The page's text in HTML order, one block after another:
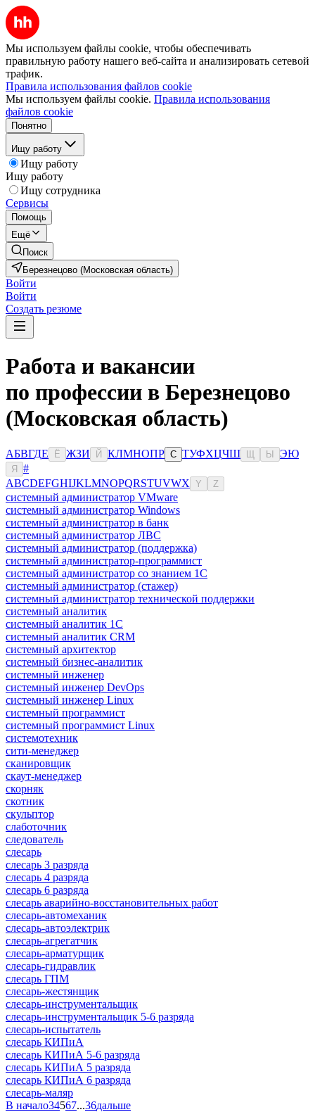
Мы используем файлы cookie, чтобы обеспечивать
правильную работу нашего веб-сайта и анализировать сетевой
трафик.
Правила использования файлов cookie
Мы используем файлы cookie. Правила использования
файлов cookie
Понятно
Ищу работу
Ищу работу
Ищу работу
Ищу сотрудника
Сервисы
Помощь
Ещё
Поиск
Березнецово (Московская область)
Войти
Войти
Создать резюме
Работа и вакансии
по профессии в Березнецово
(Московская область)
АБВГДЕ Ё ЖЗИ Й КЛМНОПР С ТУФХЦЧШ Ы ЭЮ
Я
#
ABCDEFGHIJKLMNOPQRSTUVWX Y Z
системный администратор VMware
системный администратор Windows
системный администратор в банк
системный администратор ЛВС
системный администратор (поддержка)
системный администратор-программист
системный администратор со знанием 1С
системный администратор (стажер)
системный администратор технической поддержки
системный аналитик
системный аналитик 1С
системный аналитик CRM
системный архитектор
системный бизнес-аналитик
системный инженер
системный инженер DevOps
системный инженер Linux
системный программист
системный программист Linux
системотехник
сити-менеджер
сканировщик
скаут-менеджер
скорняк
скотник
скульптор
слаботочник
следователь
слесарь
слесарь 3 разряда
слесарь 4 разряда
слесарь 6 разряда
слесарь аварийно-восстановительных работ
слесарь-автомеханик
слесарь-автоэлектрик
слесарь-агрегатчик
слесарь-арматурщик
слесарь-гидравлик
слесарь ГПМ
слесарь-жестянщик
слесарь-инструментальщик
слесарь-инструментальщик 5-6 разряда
слесарь-испытатель
слесарь КИПиА
слесарь КИПиА 5-6 разряда
слесарь КИПиА 5 разряда
слесарь КИПиА 6 разряда
слесарь-маляр
В начало34567...36дальше